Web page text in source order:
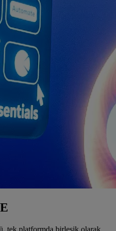
tek platformda birleşik olarak